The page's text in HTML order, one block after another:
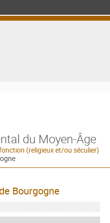
du Moyen-Âge
(religieux et/ou séculier)
Bourgogne